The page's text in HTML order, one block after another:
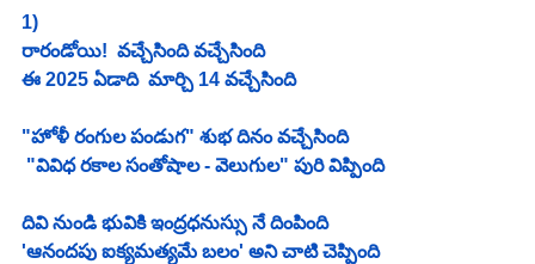
1)
రారండోయి!  వచ్చేసింది వచ్చేసింది
ఈ 2025 ఏడాది  మార్చి 14 వచ్చేసింది
"హోళీ రంగుల పండుగ" శుభ దినం వచ్చేసింది
"వివిధ రకాల సంతోషాల - వెలుగుల" పురి విప్పింది
దివి నుండి భువికి ఇంద్రధనుస్సు నే దింపింది
'ఆనందపు ఐక్యమత్యమే బలం' అని చాటి చెప్పింది